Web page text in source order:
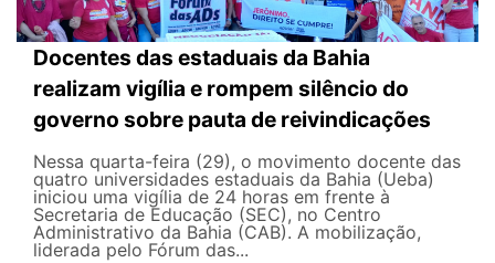
Docentes das estaduais da Bahia
realizam vigília e rompem silêncio do
governo sobre pauta de reivindicações
Nessa quarta-feira (29), o movimento docente das
quatro universidades estaduais da Bahia (Ueba)
iniciou uma vigília de 24 horas em frente à
Secretaria de Educação (SEC), no Centro
Administrativo da Bahia (CAB). A mobilização,
liderada pelo Fórum das...